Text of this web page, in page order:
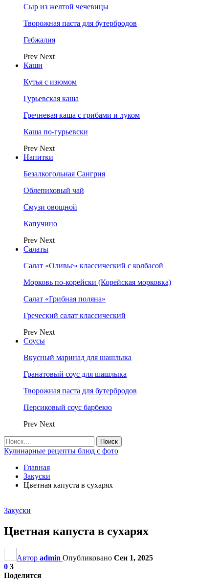
Сыр из желтой чечевицы
Творожная паста для бутербродов
Гебжалия
Prev Next
Каши
Кутья с изюмом
Гурьевская каша
Гречневая каша с грибами и луком
Каша по-гурьевски
Prev Next
Напитки
Безалкогольная Сангрия
Облепиховый чай
Смузи овощной
Капучино
Prev Next
Салаты
Салат «Оливье» классический с колбасой
Морковь по-корейски (Корейская морковка)
Салат «Грибная поляна»
Греческий салат классический
Prev Next
Соусы
Вкусный маринад для шашлыка
Гранатовый соус для шашлыка
Творожная паста для бутербродов
Персиковый соус барбекю
Prev Next
Кулинарные рецепты блюд с фото
Главная
Закуски
Цветная капуста в сухарях
Закуски
Цветная капуста в сухарях
Автор admin Опубликовано Сен 1, 2025
0 3
Поделится